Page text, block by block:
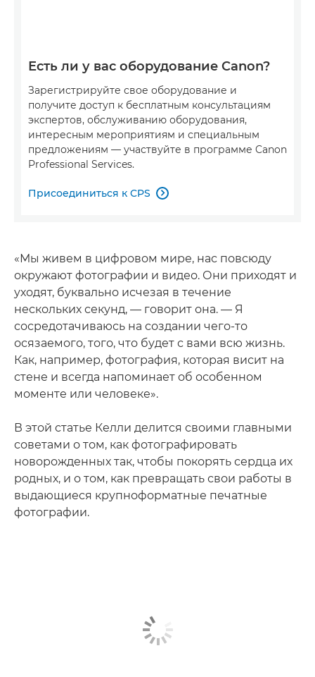
Есть ли у вас оборудование Canon?
Зарегистрируйте свое оборудование и
получите доступ к бесплатным консультациям
экспертов, обслуживанию оборудования,
интересным мероприятиям и специальным
предложениям — участвуйте в программе Canon
Professional Services.
Присоединиться к CPS 
«Мы живем в цифровом мире, нас повсюду
окружают фотографии и видео. Они приходят и
уходят, буквально исчезая в течение
нескольких секунд, — говорит она. — Я
сосредотачиваюсь на создании чего-то
осязаемого, того, что будет с вами всю жизнь.
Как, например, фотография, которая висит на
стене и всегда напоминает об особенном
моменте или человеке».
В этой статье Келли делится своими главными
советами о том, как фотографировать
новорожденных так, чтобы покорять сердца их
родных, и о том, как превращать свои работы в
выдающиеся крупноформатные печатные
фотографии.